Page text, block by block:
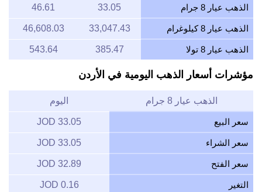
الذهب عيار 8 جرام 33.05
46.61
الذهب عيار 8 كيلوغرام 33,047.43
46,608.03
الذهب عيار 8 تولا 385.47
543.64
مؤشرات أسعار الذهب اليومية في الأردن
الذهب عيار 8 جرام اليوم
سعر البيع 33.05 JOD
سعر الشراء 33.05 JOD
سعر الفتح 32.89 JOD
التغير 0.16 JOD